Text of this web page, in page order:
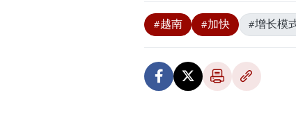
#越南 #加快 #增长模